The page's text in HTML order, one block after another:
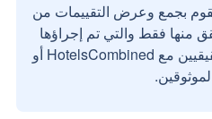
بجمع وعرض التقييمات من
منها فقط والتي تم إجراؤها
بواسطة مستخدمين حقيقيين مع HotelsCombined أو